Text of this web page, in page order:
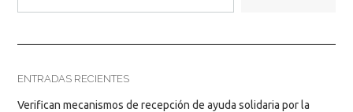
ENTRADAS RECIENTES
Verifican mecanismos de recepción de ayuda solidaria por la